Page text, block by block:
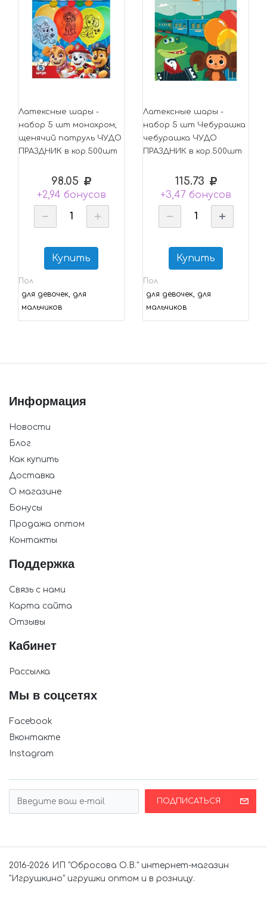
Латексные шары -
набор 5 шт монохром,
щенячий патруль ЧУДО
ПРАЗДНИК в кор.500шт
98.05
+2,94 бонусов
Купить
Пол
для девочек, для
мальчиков
Латексные шары -
набор 5 шт Чебурашка
чебурашка ЧУДО
ПРАЗДНИК в кор.500шт
115.73
+3,47 бонусов
Купить
Пол
для девочек, для
мальчиков
Информация
Новости
Блог
Как купить
Доставка
О магазине
Бонусы
Продажа оптом
Контакты
Поддержка
Связь с нами
Карта сайта
Отзывы
Кабинет
Рассылка
Мы в соцсетях
Facebook
Вконтакте
Instagram
ПОДПИСАТЬСЯ
2016-2026 ИП "Обросова О.В." интернет-магазин
"Игрушкино" игрушки оптом и в розницу.